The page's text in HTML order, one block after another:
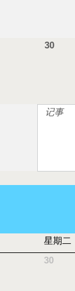
30
记事
星期二
30